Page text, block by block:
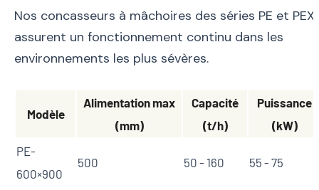
Nos concasseurs à mâchoires des séries PE et PEX
assurent un fonctionnement continu dans les
environnements les plus sévères.
Modèle
Alimentation max
(mm)
Capacité
(t/h)
Puissance
(kW)
PE-
600×900
500 50 - 160 55 - 75